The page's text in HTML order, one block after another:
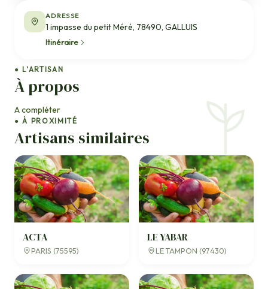
● L'ARTISAN
À propos
A compléter
● À PROXIMITÉ
Artisans similaires
ACTA
PARIS (75595)
LE YABAR
LE TAMPON (97430)
ADRESSE
1 impasse du petit Méré, 78490, GALLUIS
Itinéraire